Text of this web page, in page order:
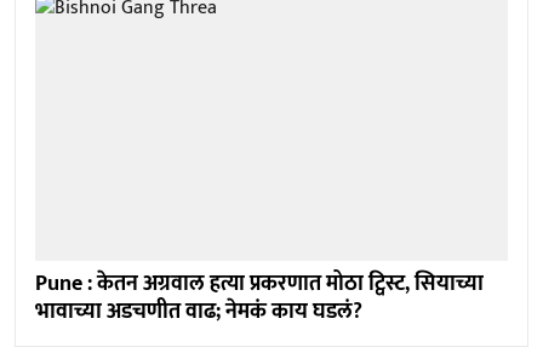
Pune : केतन अग्रवाल हत्या प्रकरणात मोठा ट्विस्ट, सियाच्या
भावाच्या अडचणीत वाढ; नेमकं काय घडलं?